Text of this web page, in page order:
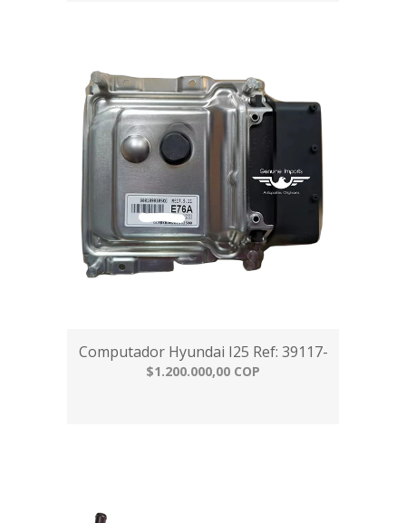
Computador Hyundai I25 Ref: 39117-
$1.200.000,00 COP